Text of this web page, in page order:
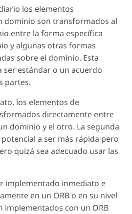
los elementos
dominio son transformados al
entre la forma específica
y algunas otras formas
sobre el dominio. Esta
estándar o un acuerdo
partes.
los elementos de
directamente entre
dominio y el otro. La segunda
a ser más rápida pero
quizá sea adecuado usar las
implementado inmediato e
en un ORB o en su nivel
implementados con un ORB